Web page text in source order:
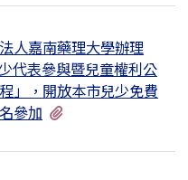
人嘉南藥理大學辦理
代表參與暨兒童權利公
」，開放本市兒少免費
參加